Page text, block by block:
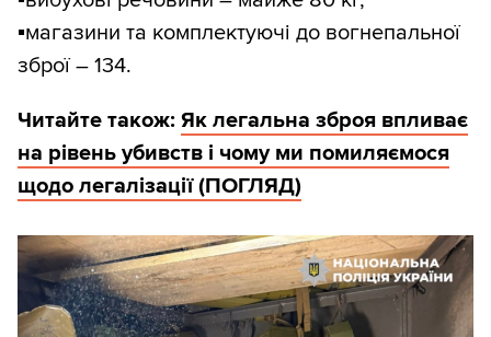
▪️магазини та комплектуючі до вогнепальної
зброї – 134.
Читайте також: Як легальна зброя впливає
на рівень убивств і чому ми помиляємося
щодо легалізації (ПОГЛЯД)